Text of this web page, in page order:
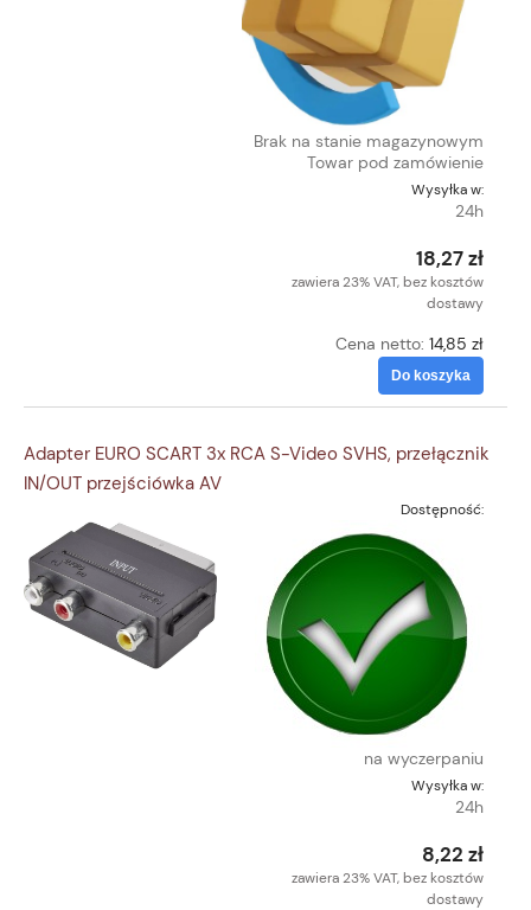
Brak na stanie magazynowym
Towar pod zamówienie
Wysyłka w:
24h
18,27 zł
zawiera 23% VAT, bez kosztów
dostawy
Cena netto: 14,85 zł
Do koszyka
Adapter EURO SCART 3x RCA S-Video SVHS, przełącznik
IN/OUT przejściówka AV
Dostępność:
na wyczerpaniu
Wysyłka w:
24h
8,22 zł
zawiera 23% VAT, bez kosztów
dostawy